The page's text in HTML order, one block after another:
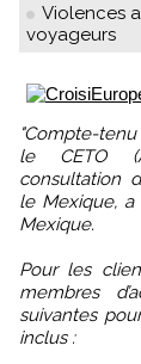
Violences
voyageurs
"Compte-tenu de l’évolution de la situation sur le Mexique,
le CETO
consultation
le Mexique,
Mexique.
Pour les
membres
suivantes
inclus :